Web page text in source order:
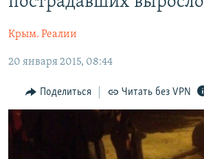
главной
Вернутся
ИНФОГРАФИКА
ТЕЛЕПРОЕКТ КРЫМ.РЕАЛИИ
СОВЕТЫ ПРАВОЗАЩИТНИКОВ
ПРОПАВШИЕ БЕЗ ВЕСТИ
РАДІО СВОБОДА
КАК ОБОЙТИ БЛОКИРОВКУ
Qırımtatar
Крым. Реалии
20 января 2015, 08:44
Поделиться Читать без VPN